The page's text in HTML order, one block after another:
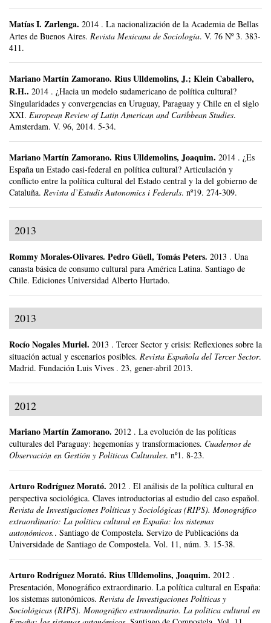
Matías I. Zarlenga. 2014 . La nacionalización de la Academia de Bellas
Artes de Buenos Aires. Revista Mexicana de Sociología. V. 76 Nº 3. 383-
411.
Mariano Martín Zamorano. Rius Ulldemolins, J.; Klein Caballero,
R.H.. 2014 . ¿Hacia un modelo sudamericano de política cultural?
Singularidades y convergencias en Uruguay, Paraguay y Chile en el siglo
XXI. European Review of Latin American and Caribbean Studies.
Amsterdam. V. 96, 2014. 5-34.
Mariano Martín Zamorano. Rius Ulldemolins, Joaquim. 2014 . ¿Es
España un Estado casi-federal en política cultural? Articulación y
conflicto entre la política cultural del Estado central y la del gobierno de
Cataluña. Revista d’Estudis Autonomics i Federals. nº19. 274-309.
2013
Rommy Morales-Olivares. Pedro Güell, Tomás Peters. 2013 . Una
canasta básica de consumo cultural para América Latina. Santiago de
Chile. Ediciones Universidad Alberto Hurtado.
2013
Rocío Nogales Muriel. 2013 . Tercer Sector y crisis: Reflexiones sobre la
situación actual y escenarios posibles. Revista Española del Tercer Sector.
Madrid. Fundación Luis Vives . 23, gener-abril 2013.
2012
Mariano Martín Zamorano. 2012 . La evolución de las políticas
culturales del Paraguay: hegemonías y transformaciones. Cuadernos de
Observación en Gestión y Políticas Culturales. nº1. 8-23.
Arturo Rodríguez Morató. 2012 . El análisis de la política cultural en
perspectiva sociológica. Claves introductorias al estudio del caso español.
Revista de Investigaciones Políticas y Sociológicas (RIPS). Monográfico
extraordinario: La política cultural en España: los sistemas
autonómicos.. Santiago de Compostela. Servizo de Publicacións da
Universidade de Santiago de Compostela. Vol. 11, núm. 3. 15-38.
Arturo Rodríguez Morató. Rius Ulldemolins, Joaquim. 2012 .
Presentación, Monográfico extraordinario. La política cultural en España:
los sistemas autonómicos. Revista de Investigaciones Políticas y
Sociológicas (RIPS). Monográfico extraordinario. La política cultural en